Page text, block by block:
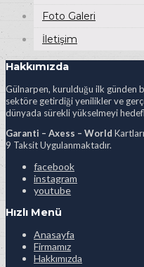
Foto Galeri
İletişim
Hakkımızda
Gülnarpen, kurulduğu ilk günden
sektöre getirdiği yenilikler ve
dünyada sürekli yükselmeyi
Garanti – Axess – World
9 Taksit Uygulanmaktadır.
facebook
instagram
youtube
Hızlı Menü
Anasayfa
Firmamız
Hakkımızda